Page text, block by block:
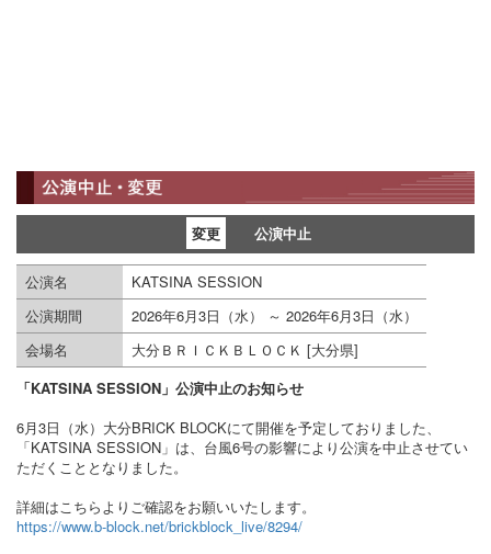
変更 公演中止
公演名
KATSINA SESSION
公演期間
2026年6月3日（水）
～ 2026年6月3日（水）
会場名
大分ＢＲＩＣＫＢＬＯＣＫ [大分県]
「KATSINA SESSION」公演中止のお知らせ
6月3日（水）大分BRICK BLOCKにて開催を予定しておりました、
「KATSINA SESSION」は、台風6号の影響により公演を中止させてい
ただくこととなりました。
詳細はこちらよりご確認をお願いいたします。
https://www.b-block.net/brickblock_live/8294/